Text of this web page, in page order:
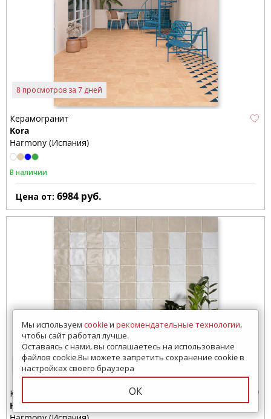
8 просмотров за 7 дней
Керамогранит
Kora
Harmony (Испания)
В наличии
Цена от: 6984 руб.
8 просмотров за 7 дней
Керамогранит
Hana
Мы используем cookieи рекомендательные технологии,
чтобы сайт работал лучше.
Оставаясь с нами, вы соглашаетесь на использование
файлов cookie.Вы можете запретить сохранение cookie в
настройках своего браузера
ОК